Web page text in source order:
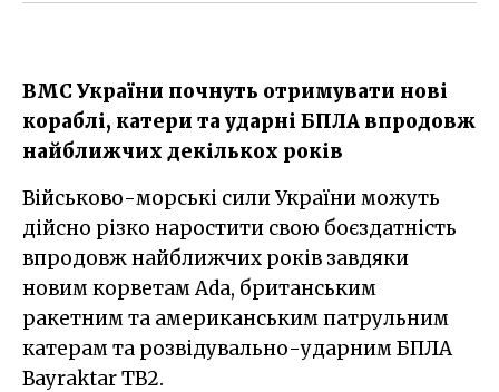
ВМС України почнуть отримувати нові
кораблі, катери та ударні БПЛА впродовж
найближчих декількох років
Військово-морські сили України можуть
дійсно різко наростити свою боєздатність
впродовж найближчих років завдяки
новим корветам Ada, британським
ракетним та американським патрульним
катерам та розвідувально-ударним БПЛА
Bayraktar TB2.